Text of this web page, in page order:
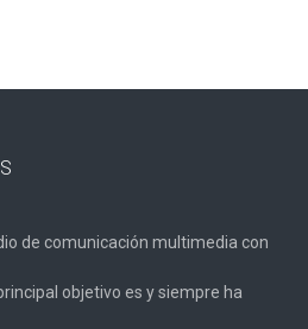
de comunicación multimedia con
objetivo es y siempre ha